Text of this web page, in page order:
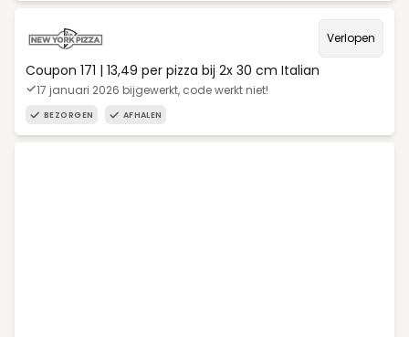
Verlopen
Coupon 171 | 13,49 per pizza bij 2x 30 cm Italian
17 januari 2026 bijgewerkt, code werkt niet!
BEZORGEN AFHALEN